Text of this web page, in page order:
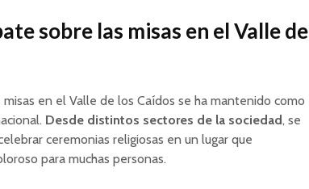
sobre las misas en el Valle de
en el Valle de los Caídos se ha mantenido como
Desde distintos sectores de la sociedad, se
ceremonias religiosas en un lugar que
para muchas personas.